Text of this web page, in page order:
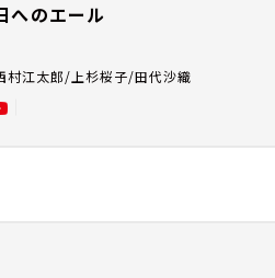
へのエール
村江太郎/上杉桜子/田代沙織